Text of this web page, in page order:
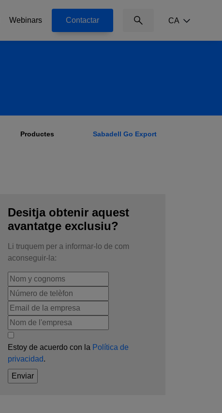
Webinars Contactar CA
Productes Sabadell Go Export
Desitja obtenir aquest
avantatge exclusiu?
Li truquem per a informar-lo de com
aconseguir-la:
Estoy de acuerdo con la Política de
privacidad.